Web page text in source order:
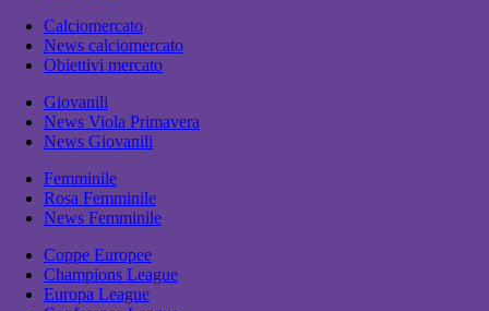
Calciomercato
News calciomercato
Obiettivi mercato
Giovanili
News Viola Primavera
News Giovanili
Femminile
Rosa Femminile
News Femminile
Coppe Europee
Champions League
Europa League